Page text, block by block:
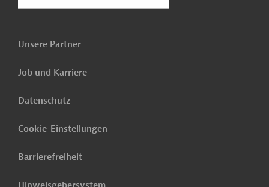
Unsere Partner
Job und Karriere
Datenschutz
Cookie-Einstellungen
Barrierefreiheit